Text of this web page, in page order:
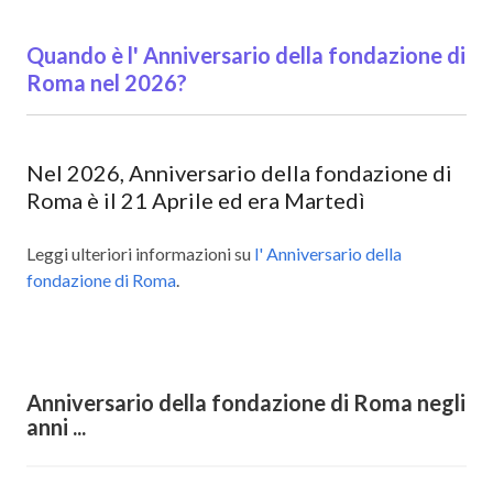
Quando è l' Anniversario della fondazione di
Roma nel 2026?
Nel 2026, Anniversario della fondazione di
Roma è il 21 Aprile ed era Martedì
Leggi ulteriori informazioni su l' Anniversario della
fondazione di Roma.
Anniversario della fondazione di Roma negli
anni ...